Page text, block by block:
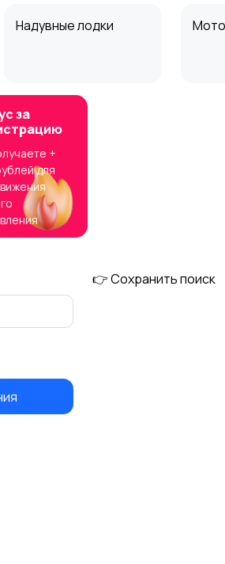
Надувные лодки
за
+
для
👉 Сохранить поиск